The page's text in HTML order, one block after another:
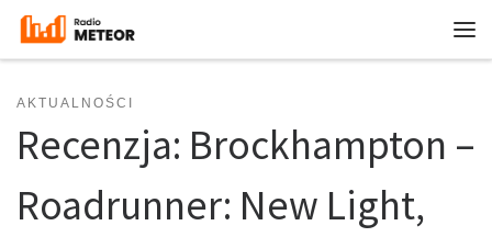
Przejdź do treści
AKTUALNOŚCI
Recenzja: Brockhampton –
Roadrunner: New Light,